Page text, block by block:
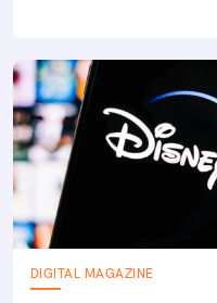
DIGITAL MAGAZINE